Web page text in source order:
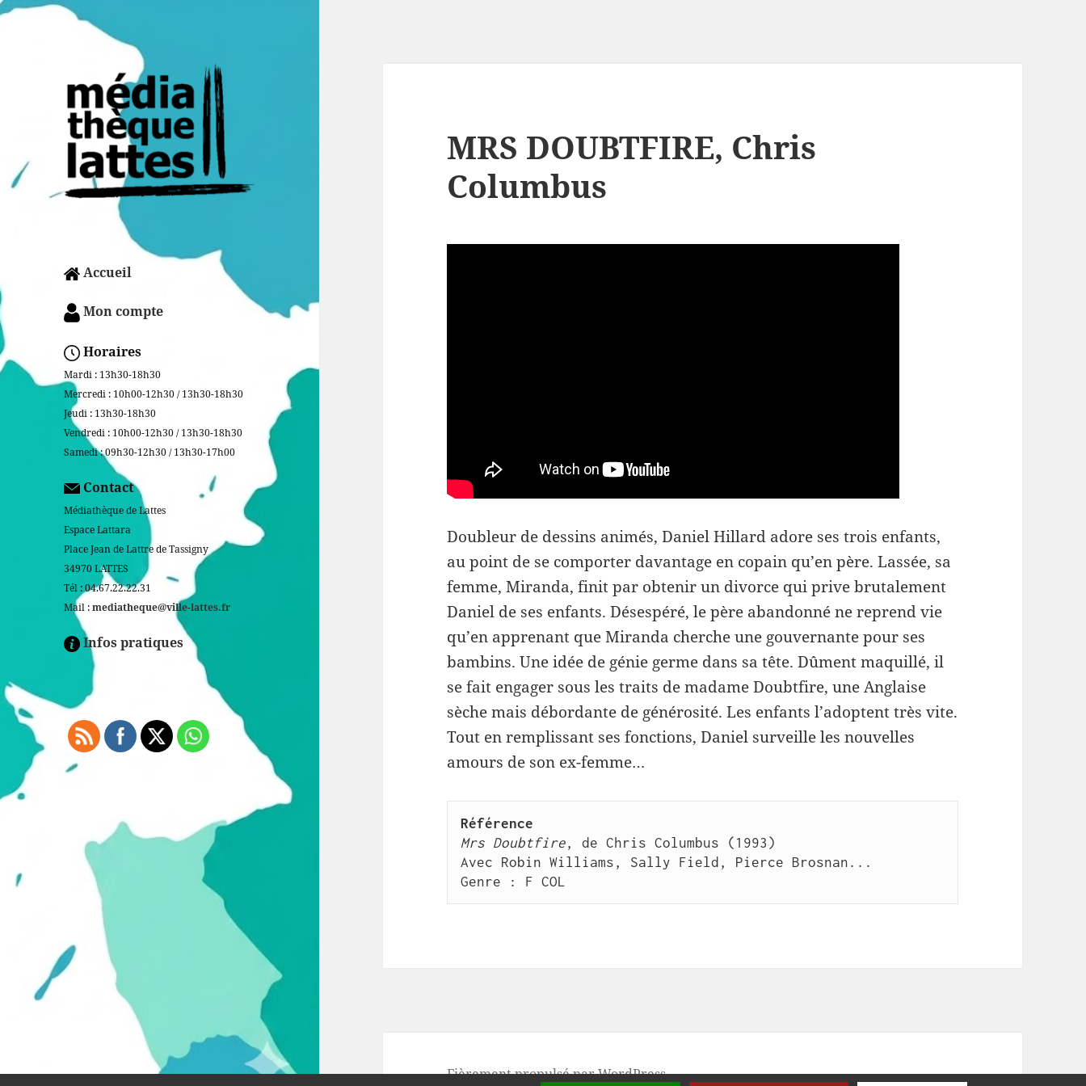
Accueil
Mon compte
Horaires
Mardi : 13h30-18h30
Mercredi : 10h00-12h30 / 13h30-18h30
Jeudi : 13h30-18h30
Vendredi : 10h00-12h30 / 13h30-18h30
Samedi : 09h30-12h30 / 13h30-17h00
Contact
Médiathèque de Lattes
Espace Lattara
Place Jean de Lattre de Tassigny
34970 LATTES
Tél : 04.67.22.22.31
Mail :mediatheque@ville-lattes.fr
Infos pratiques
MRS DOUBTFIRE, Chris
Columbus
Doubleur de dessins animés, Daniel Hillard adore ses trois enfants,
au point de se comporter davantage en copain qu’en père. Lassée, sa
femme, Miranda, finit par obtenir un divorce qui prive brutalement
Daniel de ses enfants. Désespéré, le père abandonné ne reprend vie
qu’en apprenant que Miranda cherche une gouvernante pour ses
bambins. Une idée de génie germe dans sa tête. Dûment maquillé, il
se fait engager sous les traits de madame Doubtfire, une Anglaise
sèche mais débordante de générosité. Les enfants l’adoptent très vite.
Tout en remplissant ses fonctions, Daniel surveille les nouvelles
amours de son ex-femme…
Référence
Mrs Doubtfire, de Chris Columbus (1993)
Avec Robin Williams, Sally Field, Pierce Brosnan...
Genre : F COL
Fièrement propulsé par WordPress